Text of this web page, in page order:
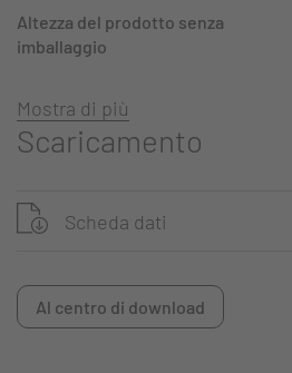
Altezza del prodotto senza
imballaggio
Mostra di più
Scaricamento
Scheda dati
Al centro di download